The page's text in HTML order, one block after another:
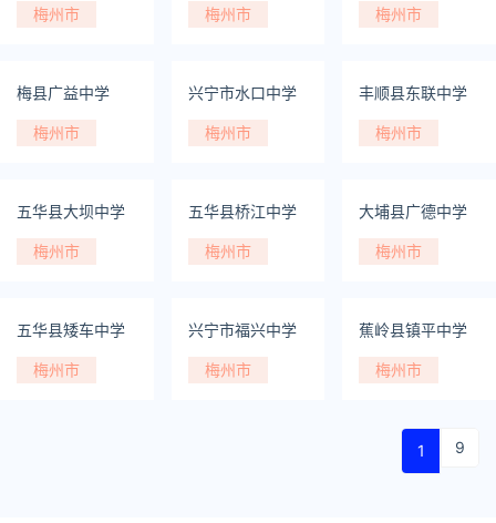
梅州市 梅州市 梅州市
梅县广益中学
梅州市
兴宁市水口中学
梅州市
丰顺县东联中学
梅州市
五华县大坝中学
梅州市
五华县桥江中学
梅州市
大埔县广德中学
梅州市
五华县矮车中学
梅州市
兴宁市福兴中学
梅州市
蕉岭县镇平中学
梅州市
1 9